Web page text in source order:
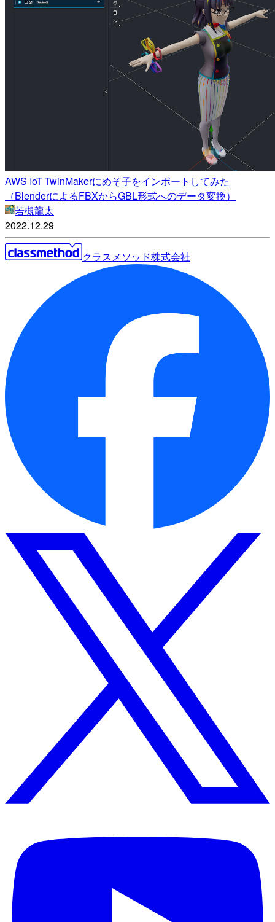
AWS IoT TwinMakerにめそ子をインポートしてみた
（BlenderによるFBXからGBL形式へのデータ変換）
若槻龍太
2022.12.29
クラスメソッド株式会社